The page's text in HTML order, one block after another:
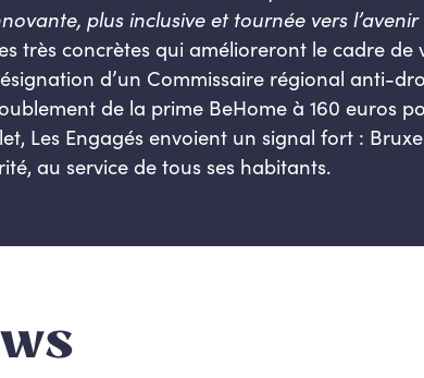
plusinclusive et tournée vers l’avenir
très concrètes qui amélioreront le cadre
d’un Commissaire régional anti-
de la prime BeHome à 160 euros
Les Engagés envoient un signal fort :
au service de tous ses habitants.